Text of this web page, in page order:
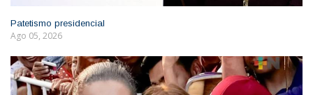
Patetismo presidencial
Ago 05, 2026